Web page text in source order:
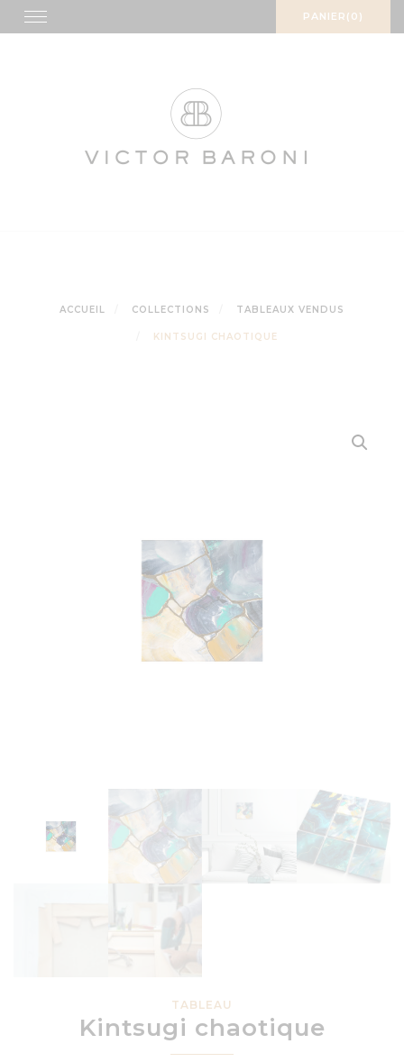
Skip
to
PANIER(0)
Toggle
navigation
ACCUEIL COLLECTIONS TABLEAUX VENDUS
KINTSUGI CHAOTIQUE
TABLEAU
Kintsugi chaotique